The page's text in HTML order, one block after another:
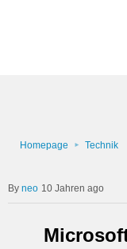
Homepage Technik
neo 10 Jahren ago